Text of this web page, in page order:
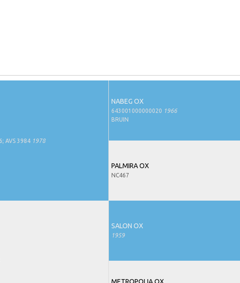
AVS 3984 1978
NABEG OX
643001000000020 1966
BRUIN
PALMIRA OX
NC467
SALON OX
1959